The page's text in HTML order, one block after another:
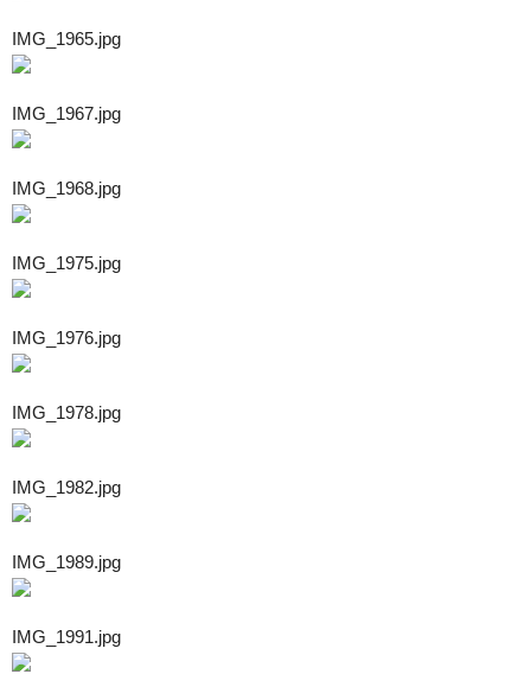
IMG_1965.jpg
IMG_1967.jpg
IMG_1968.jpg
IMG_1975.jpg
IMG_1976.jpg
IMG_1978.jpg
IMG_1982.jpg
IMG_1989.jpg
IMG_1991.jpg